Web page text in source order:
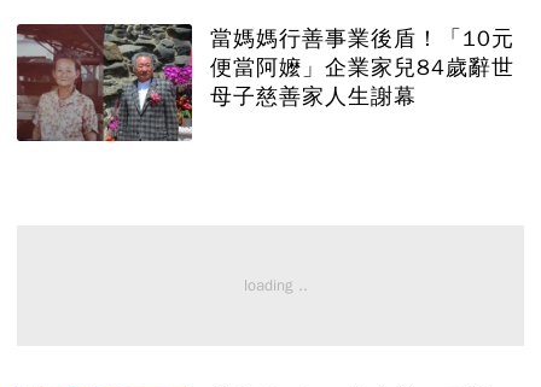
當媽媽行善事業後盾！「10元
便當阿嬤」企業家兒84歲辭世
母子慈善家人生謝幕